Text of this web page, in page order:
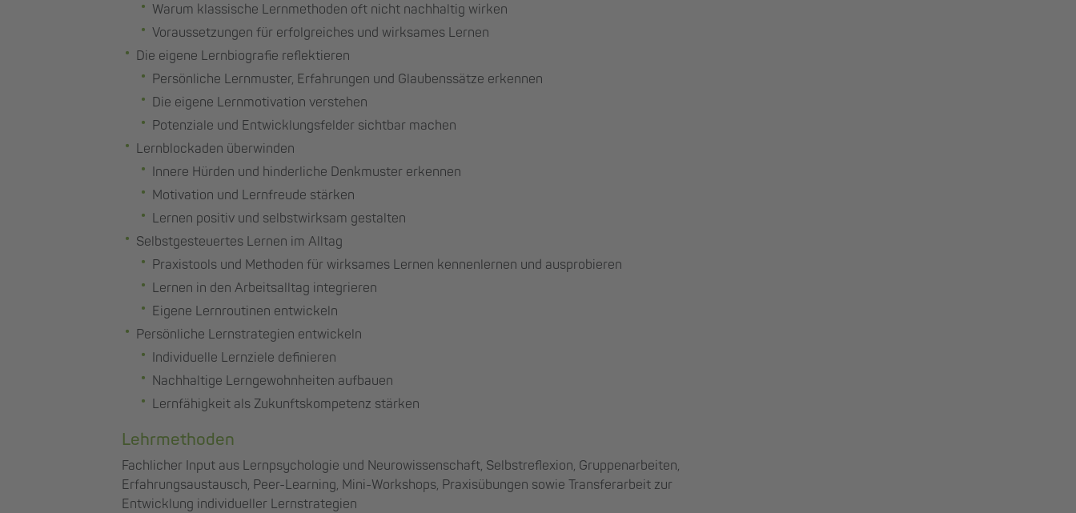
Warum klassische Lernmethoden oft nicht nachhaltig wirken
Voraussetzungen für erfolgreiches und wirksames Lernen
Die eigene Lernbiografie reflektieren
Persönliche Lernmuster, Erfahrungen und Glaubenssätze erkennen
Die eigene Lernmotivation verstehen
Potenziale und Entwicklungsfelder sichtbar machen
Lernblockaden überwinden
Innere Hürden und hinderliche Denkmuster erkennen
Motivation und Lernfreude stärken
Lernen positiv und selbstwirksam gestalten
Selbstgesteuertes Lernen im Alltag
Praxistools und Methoden für wirksames Lernen kennenlernen und ausprobieren
Lernen in den Arbeitsalltag integrieren
Eigene Lernroutinen entwickeln
Persönliche Lernstrategien entwickeln
Individuelle Lernziele definieren
Nachhaltige Lerngewohnheiten aufbauen
Lernfähigkeit als Zukunftskompetenz stärken
Lehrmethoden
Fachlicher Input aus Lernpsychologie und Neurowissenschaft, Selbstreflexion, Gruppenarbeiten,
Erfahrungsaustausch, Peer-Learning, Mini-Workshops, Praxisübungen sowie Transferarbeit zur
Entwicklung individueller Lernstrategien